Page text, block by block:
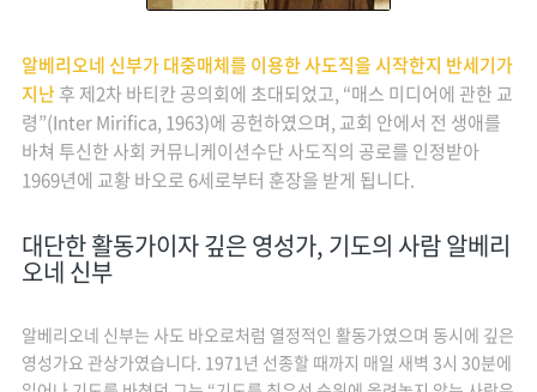
알베리오네 신부가 대중매체를 이용한 사도직을 시작한지 반세기가
지난후 제2차 바티칸 공의회에 초대되었고, “매스 미디어에 관한 교
령”(Inter Mirifica, 1963)에 공헌하였으며, 교회 안에서 전 생애를
바쳐 투신한 사회 커뮤니케이션수단 사도직의 공로를 인정받아
1969년에 교황 바오로 6세로부터 훈장을 받게 됩니다.
대단한 활동가이자 깊은 영성가, 기도의 사람 알베리
오네 신부
알베리오네 신부는 사도 바오로처럼 열정적인 활동가였으며 동시에 깊은
영성가요 관상가였습니다. 1971년 선종할 때까지 매일 새벽 3시 30분에